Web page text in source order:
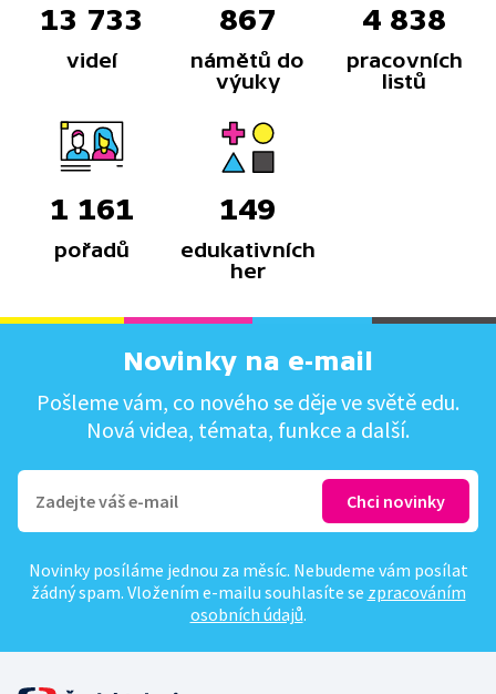
13 733
videí
867
námětů do
výuky
4 838
pracovních
listů
1 161
pořadů
149
edukativních
her
Novinky na e-mail
Pošleme vám, co nového se děje ve světě edu.
Nová videa, témata, funkce a další.
Novinky posíláme jednou za měsíc. Nebudeme vám posílat
žádný spam. Vložením e-mailu souhlasíte se zpracováním
osobních údajů.